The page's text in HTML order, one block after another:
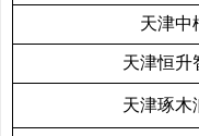
天津中
天津恒升
天津琢木